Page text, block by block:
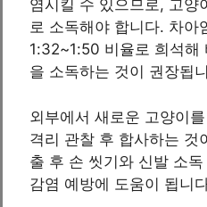
염시킬 수 있으므로, 고양
로 소독해야 합니다. 차아
1:32~1:50 비율로 희석해
을 소독하는 것이 권장됩
외부에서 새로운 고양이
격리 관찰 후 합사하는 것
출 후 손 씻기와 신발 소
감염 예방에 도움이 됩니